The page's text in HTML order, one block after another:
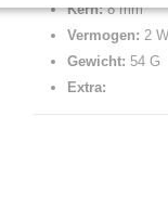
Kern:8 mm
Vermogen: 2 W
Gewicht: 54 G
Extra: